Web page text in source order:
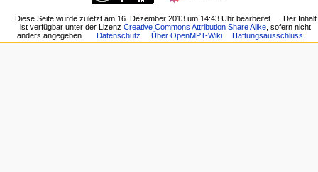
Link
Seiten­­
informationen
Download
OpenMPT-
Webseite
Diese Seite wurde zuletzt am 16. Dezember 2013 um 14:43 Uhr bearbeitet.
Der Inhalt
ist verfügbar unter der LizenzCreative Commons Attribution Share Alike , sofern nicht
anders angegeben.
Datenschutz Über OpenMPT-Wiki Haftungsausschluss